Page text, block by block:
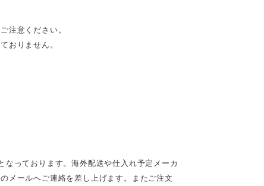
注意ください。
おりません。
っております。海外配送や仕入れ予定メーカ
メールへご連絡を差し上げます。またご注文